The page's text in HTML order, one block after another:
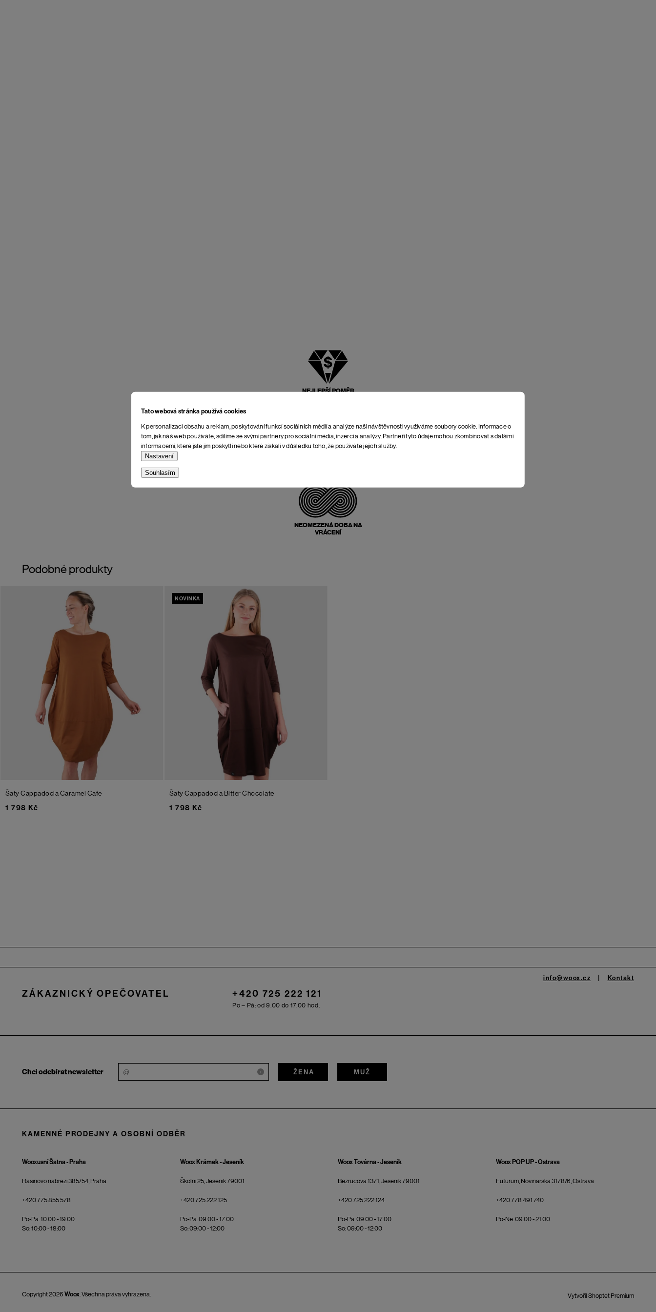
Tato webová stránka používá cookies
K personalizaci obsahu a reklam, poskytování funkcí sociálních médií a analýze naší návštěvnosti využíváme soubory cookie. Informace o
tom, jak náš web používáte, sdílíme se svými partnery pro sociální média, inzerci a analýzy. Partneři tyto údaje mohou zkombinovat s dalšími
informacemi, které jste jim poskytli nebo které získali v důsledku toho, že používáte jejich služby.
Nastavení
Souhlasím
NEJLEPŠÍ POMĚR
NEOMEZENÁ DOBA NA
VRÁCENÍ
Podobné produkty
Šaty CappadociaCaramel Cafe
1 798 Kč
NOVINKA
Šaty Cappadocia Bitter Chocolate
1 798 Kč
ZÁKAZNICKÝ OPEČOVATEL +420 725 222 121
Po – Pá: od 9.00 do 17.00 hod.
info@woox.cz Kontakt
Chci odebírat newsletter i ŽENA MUŽ
KAMENNÉ PRODEJNY A OSOBNÍ ODBĚR
Wooxusní Šatna - Praha
Rašínovo nábřeží 385/54, Praha
+420 775 855 578
Po-Pá: 10:00 - 19:00
So: 10:00 - 18:00
Woox Krámek - Jeseník
Školní 25, Jeseník 79001
+420 725 222 125
Po-Pá: 09:00 - 17:00
So: 09:00 - 12:00
Woox Továrna - Jeseník
Bezručova 1371, Jeseník 79001
+420 725 222 124
Po-Pá: 09:00 - 17:00
So: 09:00 - 12:00
Woox POP UP - Ostrava
Futurum, Novinářská 3178/6, Ostrava
+420 778 491 740
Po-Ne: 09:00 - 21:00
Vytvořil Shoptet Premium
Copyright 2026 Woox. Všechna práva vyhrazena.